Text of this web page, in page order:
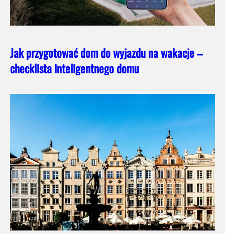
Jak przygotować dom do wyjazdu na wakacje –
checklista inteligentnego domu